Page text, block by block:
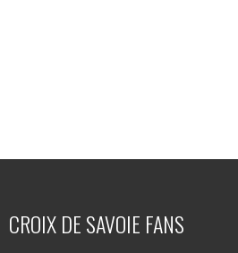
CROIX DE SAVOIE FANS